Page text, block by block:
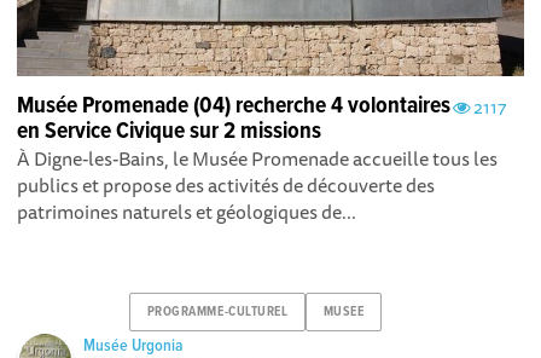
2117
Musée Promenade (04) recherche 4 volontaires
en Service Civique sur 2 missions
À Digne-les-Bains, le Musée Promenade accueille tous les
publics et propose des activités de découverte des
patrimoines naturels et géologiques de...
PROGRAMME-CULTUREL MUSEE
Musée Urgonia